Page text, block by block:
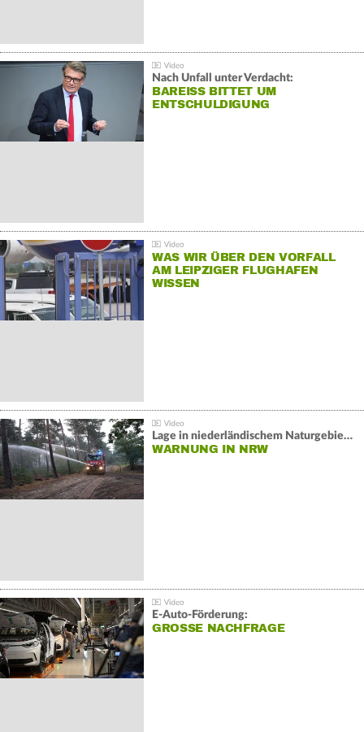
Nach Unfall unter Verdacht:
BAREISS BITTET UM E
NTSCHULDIGUNG
WAS WIR ÜBER DEN VORFALL
AM LEIPZIGER FLUGHAFEN
WISSEN
Lage in niederländischem Naturgebiet stabil
WARNUNG IN NRW
E-Auto-Förderung:
GROSSE NACHFRAGE